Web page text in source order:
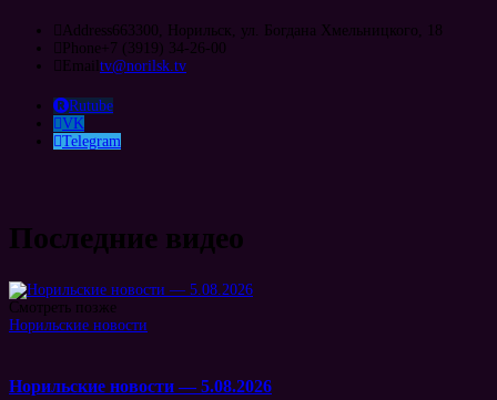
Address663300, Норильск, ул. Богдана Хмельницкого, 18
Phone +7 (3919) 34-26-00
Email tv@norilsk.tv
Rutube
VK
Telegram
Последние видео
Смотреть позже
Норильские новости
Норильские новости — 5.08.2026